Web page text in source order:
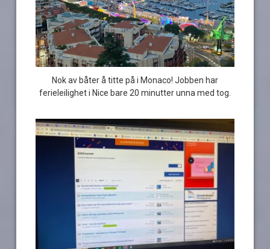
Nok av båter å titte på i Monaco! Jobben har
ferieleilighet i Nice bare 20 minutter unna med tog.